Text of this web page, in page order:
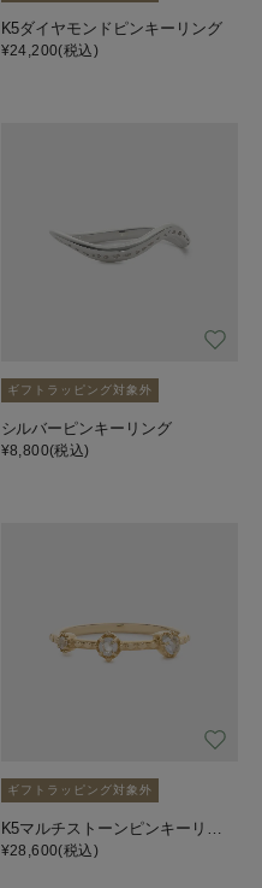
K5ダイヤモンドピンキーリング
¥24,200(税込)
ギフトラッピング対象外
シルバーピンキーリング
¥8,800(税込)
ギフトラッピング対象外
¥28,600(税込)